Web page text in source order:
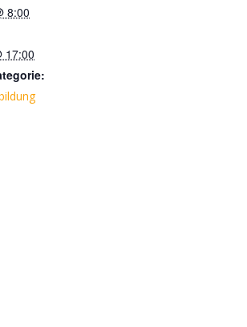
8:00
17:00